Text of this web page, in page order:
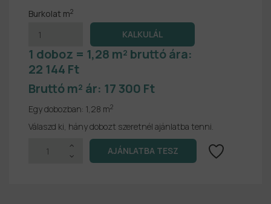
Burkolat m2
1 doboz = 1,28 m² bruttó ára:
22 144 Ft
Bruttó m² ár: 17 300 Ft
Egy dobozban: 1,28 m2
Válaszd ki, hány dobozt szeretnél ajánlatba tenni.